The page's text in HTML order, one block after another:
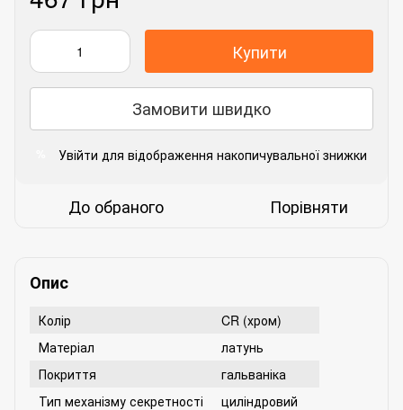
Купити
Замовити швидко
Увійти для відображення накопичувальної знижки
До обраного Порівняти
Опис
Колір
CR (хром)
Матеріал
латунь
Покриття
гальваніка
Тип механізму секретності
циліндровий